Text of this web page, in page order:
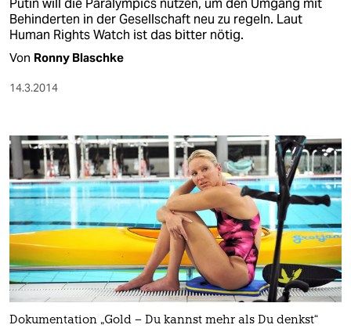
Putin will die Paralympics nutzen, um den Umgang mit
Behinderten in der Gesellschaft neu zu regeln. Laut
Human Rights Watch ist das bitter nötig.
Von Ronny Blaschke
14.3.2014
Dokumentation „Gold – Du kannst mehr als Du denkst“